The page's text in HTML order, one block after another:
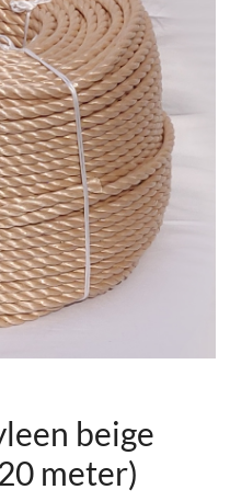
beige
meter)